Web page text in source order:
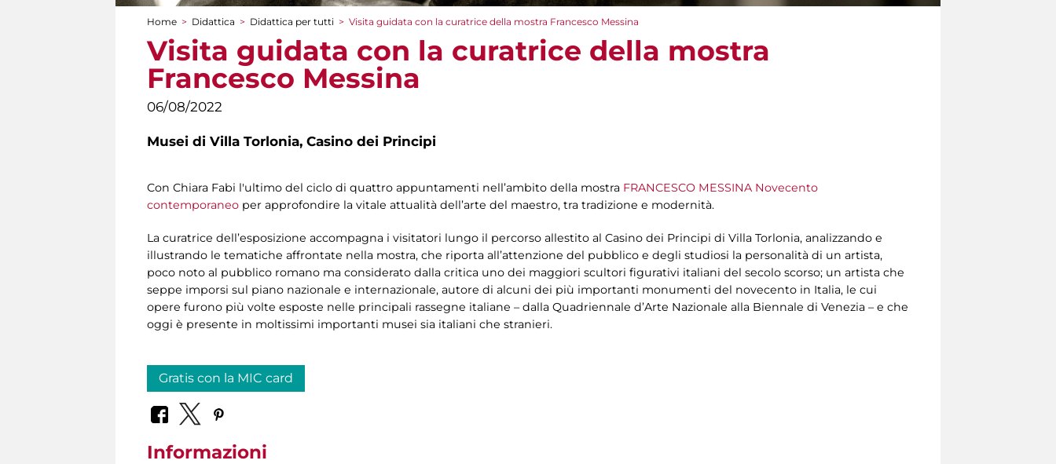
Tu sei qui
Home > Didattica > Didattica per tutti > Visita guidata con la curatrice della mostra Francesco Messina
Visita guidata con la curatrice della mostra
Francesco Messina
06/08/2022
Musei di Villa Torlonia, Casino dei Principi
Con Chiara Fabi l'ultimo del ciclo di quattro appuntamenti nell’ambito della mostra FRANCESCO MESSINA Novecento
contemporaneo per approfondire la vitale attualità dell’arte del maestro, tra tradizione e modernità.
La curatrice dell’esposizione accompagna i visitatori lungo il percorso allestito al Casino dei Principi di Villa Torlonia, analizzando e
illustrando le tematiche affrontate nella mostra, che riporta all’attenzione del pubblico e degli studiosi la personalità di un artista,
poco noto al pubblico romano ma considerato dalla critica uno dei maggiori scultori figurativi italiani del secolo scorso; un artista che
seppe imporsi sul piano nazionale e internazionale, autore di alcuni dei più importanti monumenti del novecento in Italia, le cui
opere furono più volte esposte nelle principali rassegne italiane – dalla Quadriennale d’Arte Nazionale alla Biennale di Venezia – e che
oggi è presente in moltissimi importanti musei sia italiani che stranieri.
Gratis con la MIC card
Informazioni